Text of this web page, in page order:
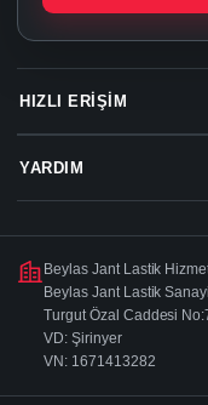
HIZLI ERIŞIM
YARDIM
Beylas Jant Lastik
Beylas Jant Lastik
Turgut Özal Caddesi
VD: Şirinyer
VN: 1671413282